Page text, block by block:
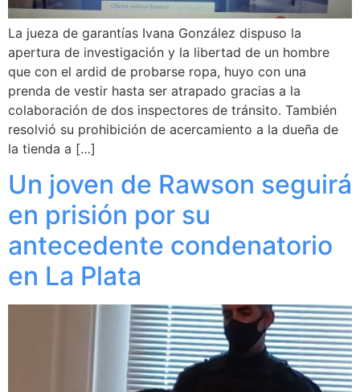
La jueza de garantías Ivana González dispuso la
apertura de investigación y la libertad de un hombre
que con el ardid de probarse ropa, huyo con una
prenda de vestir hasta ser atrapado gracias a la
colaboración de dos inspectores de tránsito. También
resolvió su prohibición de acercamiento a la dueña de
la tienda a […]
Un joven de Rawson seguirá
en prisión por su
antecedente condenatorio
en La Plata